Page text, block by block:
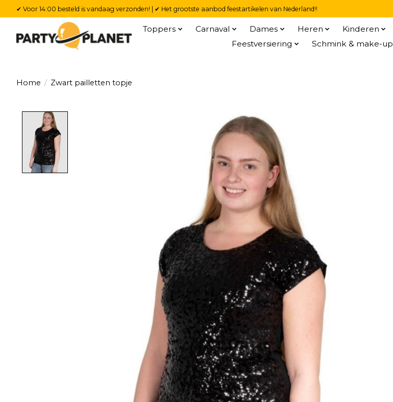
✔ Voor 14:00 besteld is vandaag verzonden! | ✔ Het grootste aanbod feestartikelen van Nederland!!
Toppers Carnaval Dames Heren Kinderen
Feestversiering
Schmink & make-up
Home / Zwart pailletten topje